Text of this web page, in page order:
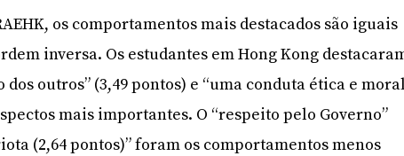
os comportamentos mais destacados são iguais
inversa. Os estudantes em Hong Kong
outros” (3,49 pontos) e “uma conduta ética e
mais importantes. O “respeito pelo Governo”
(2,64 pontos)” foram os comportamentos menos